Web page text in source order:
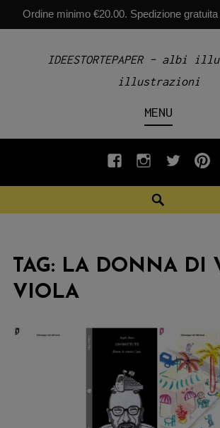
Ordine minimo €20.00. Spedizione
IDEESTORTEPAPER – albi
illustrazioni
MENU
fb INSTAGRAM
twiter
TAG: LA DONNA DI
VIOLA